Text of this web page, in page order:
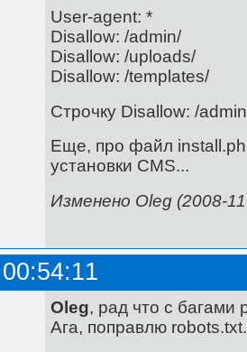
User-agent: *
Disallow: /admin/
Disallow: /uploads/
Disallow: /templates/
Строчку Disallow: /
Еще, про файл
установки CMS...
Изменено Oleg (2008-
Oleg, рад что с багами
Ага, поправлю robots.txt.